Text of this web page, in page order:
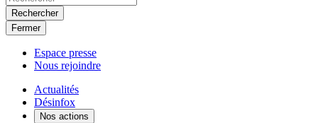
Rechercher
Fermer
Espace presse
Nous rejoindre
Actualités
Désinfox
Nos actions